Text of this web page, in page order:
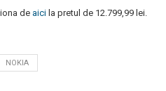
de aici la pretul de 12.799,99 lei.
NOKIA